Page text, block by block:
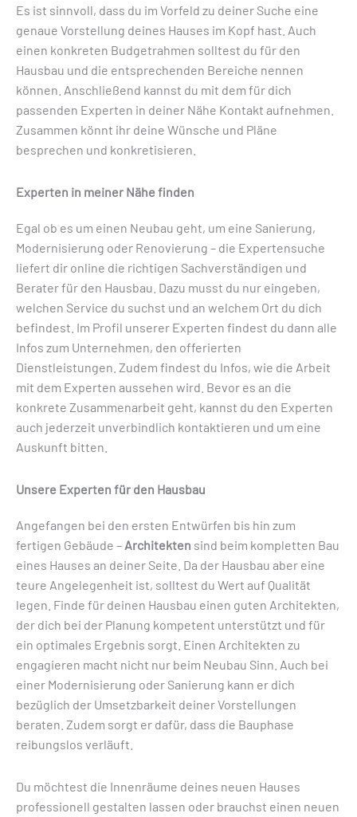
Es ist sinnvoll, dass du im Vorfeld zu deiner Suche eine
genaue Vorstellung deines Hauses im Kopf hast. Auch
einen konkreten Budgetrahmen solltest du für den
Hausbau und die entsprechenden Bereiche nennen
können. Anschließend kannst du mit dem für dich
passenden Experten in deiner Nähe Kontakt aufnehmen.
Zusammen könnt ihr deine Wünsche und Pläne
besprechen und konkretisieren.
Experten in meiner Nähe finden
Egal ob es um einen Neubau geht, um eine Sanierung,
Modernisierung oder Renovierung – die Expertensuche
liefert dir online die richtigen Sachverständigen und
Berater für den Hausbau. Dazu musst du nur eingeben,
welchen Service du suchst und an welchem Ort du dich
befindest. Im Profil unserer Experten findest du dann alle
Infos zum Unternehmen, den offerierten
Dienstleistungen. Zudem findest du Infos, wie die Arbeit
mit dem Experten aussehen wird. Bevor es an die
konkrete Zusammenarbeit geht, kannst du den Experten
auch jederzeit unverbindlich kontaktieren und um eine
Auskunft bitten.
Unsere Experten für den Hausbau
Angefangen bei den ersten Entwürfen bis hin zum
fertigen Gebäude – Architekten sind beim kompletten Bau
eines Hauses an deiner Seite. Da der Hausbau aber eine
teure Angelegenheit ist, solltest du Wert auf Qualität
legen. Finde für deinen Hausbau einen guten Architekten,
der dich bei der Planung kompetent unterstützt und für
ein optimales Ergebnis sorgt. Einen Architekten zu
engagieren macht nicht nur beim Neubau Sinn. Auch bei
einer Modernisierung oder Sanierung kann er dich
bezüglich der Umsetzbarkeit deiner Vorstellungen
beraten. Zudem sorgt er dafür, dass die Bauphase
reibungslos verläuft.
Du möchtest die Innenräume deines neuen Hauses
professionell gestalten lassen oder brauchst einen neuen